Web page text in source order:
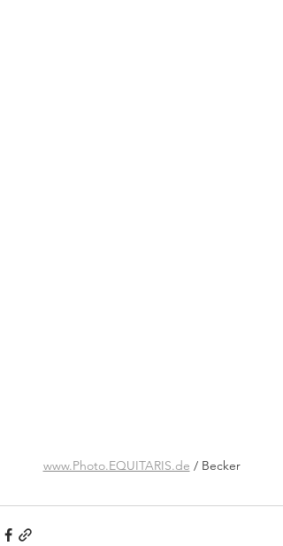
www.Photo.EQUITARIS.de / Becker